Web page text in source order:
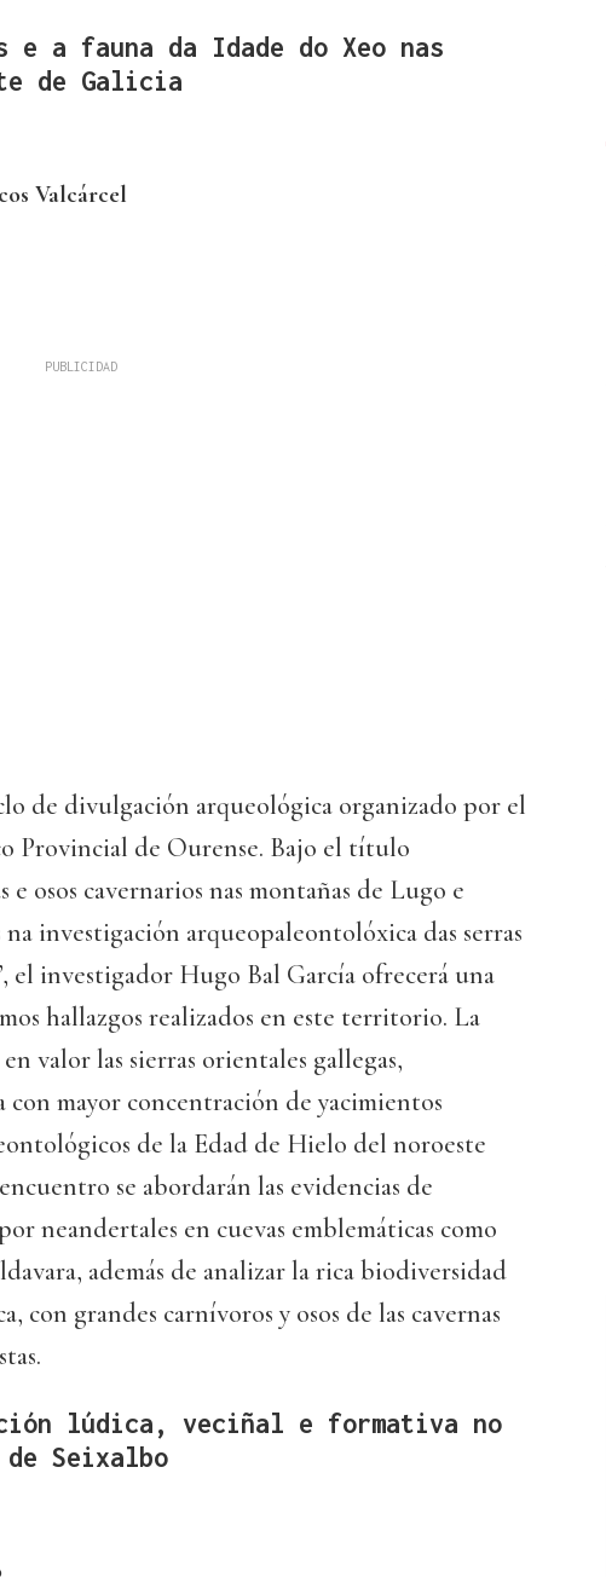
e a fauna da Idade do Xeo nas
de Galicia
Valcárcel
de divulgación arqueológica organizado por el
Provincial de Ourense. Bajo el título
e osos cavernarios nas montañas de Lugo e
investigación arqueopaleontolóxica das serras
el investigador Hugo Bal García ofrecerá una
hallazgos realizados en este territorio. La
valor las sierras orientales gallegas,
con mayor concentración de yacimientos
de la Edad de Hielo del noroeste
se abordarán las evidencias de
neandertales en cuevas emblemáticas como
además de analizar la rica biodiversidad
con grandes carnívoros y osos de las cavernas
lúdica, veciñal e formativa no
Seixalbo